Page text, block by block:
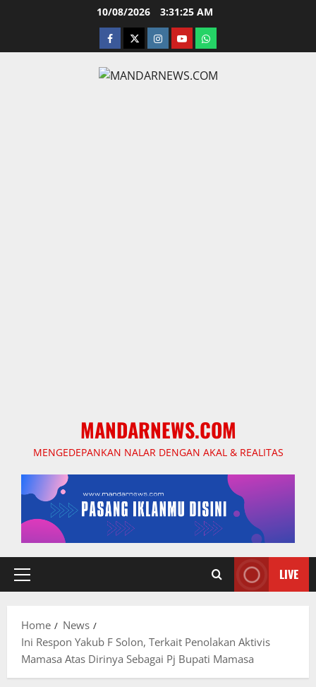
10/08/2026 3:31:26 AM
facebooktwitterinstagram.com
youtubewhatsapp
MANDARNEWS.COM
MENGEDEPANKAN NALAR DENGAN AKAL & REALITAS
Primary
LIVE
Home
News
Ini Respon Yakub F Solon, Terkait Penolakan Aktivis
Mamasa Atas Dirinya Sebagai Pj Bupati Mamasa